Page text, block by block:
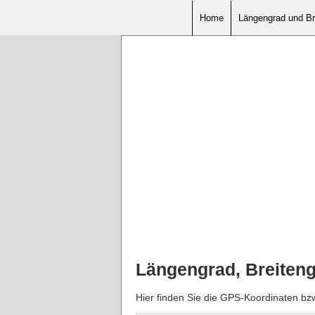
Home Längengrad und
Längengrad,
Hier finden Sie die GPS-Koordinaten